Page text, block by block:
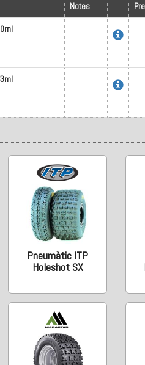
Notes
Pneumàtic ITP
Holeshot SX